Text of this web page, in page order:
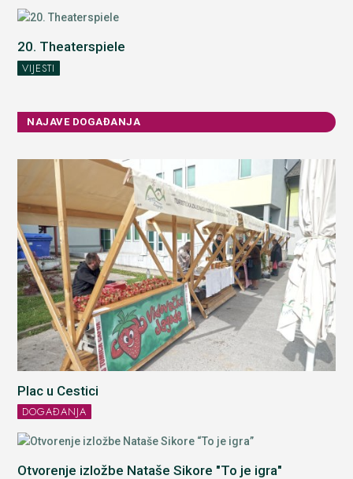
20. Theaterspiele
VIJESTI
NAJAVE DOGAĐANJA
Plac u Cestici
DOGAĐANJA
Otvorenje izložbe Nataše Sikore "To je igra"